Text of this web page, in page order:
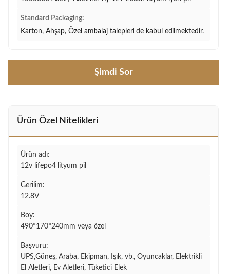
Standard Packaging:
Karton, Ahşap, Özel ambalaj talepleri de kabul edilmektedir.
Şimdi Sor
Ürün Özel Nitelikleri
Ürün adı:
12v lifepo4 lityum pil
Gerilim:
12.8V
Boy:
490*170*240mm veya özel
Başvuru:
UPS,Güneş, Araba, Ekipman, Işık, vb., Oyuncaklar, Elektrikli
El Aletleri, Ev Aletleri, Tüketici Elek